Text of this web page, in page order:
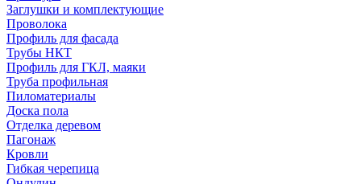
Заглушки и комплектующие
Проволока
Профиль для фасада
Трубы НКТ
Профиль для ГКЛ, маяки
Труба профильная
Пиломатериалы
Доска пола
Отделка деревом
Пагонаж
Кровли
Гибкая черепица